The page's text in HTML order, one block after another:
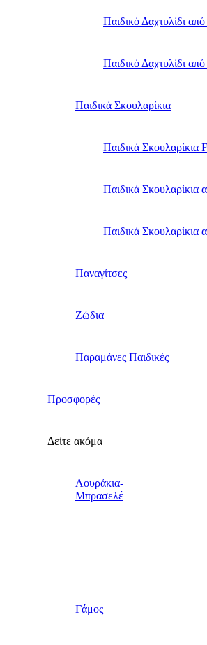
Παιδικό Δαχτυλίδι
Παιδικό Δαχτυλίδι
Παιδικά Σκουλαρίκια
Παιδικά Σκουλαρίκια
Παιδικά Σκουλαρίκια
Παιδικά Σκουλαρίκια
Παναγίτσες
Ζώδια
Παραμάνες Παιδικές
Προσφορές
Δείτε ακόμα
Λουράκια-
Μπρασελέ
Γάμος